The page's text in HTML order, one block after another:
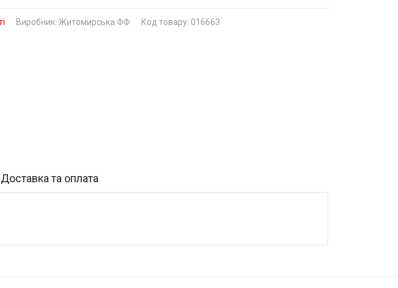
Виробник:Житомирська ФФ Код товару: 016663
Доставка та оплата